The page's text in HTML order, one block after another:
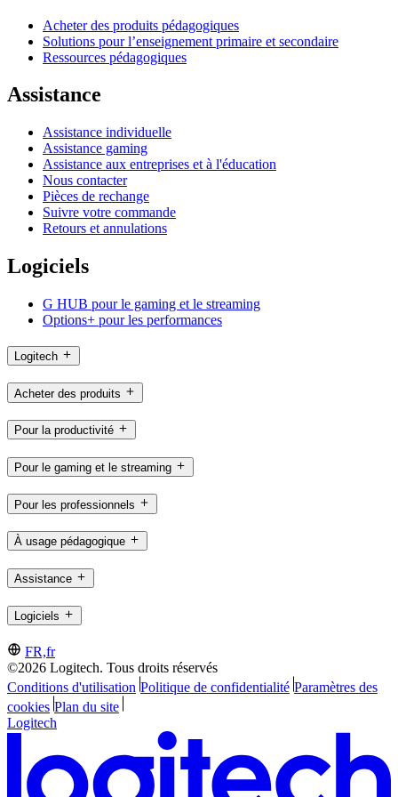
Acheter des produits pédagogiques
Solutions pour l’enseignement primaire et secondaire
Ressources pédagogiques
Assistance
Assistance individuelle
Assistance gaming
Assistance aux entreprises et à l'éducation
Nous contacter
Pièces de rechange
Suivre votre commande
Retours et annulations
Logiciels
G HUB pour le gaming et le streaming
Options+ pour les performances
Logitech
Acheter des produits
Pour la productivité
Pour le gaming et le streaming
Pour les professionnels
À usage pédagogique
Assistance
Logiciels
FR,fr
©2026 Logitech. Tous droits réservés
Conditions d'utilisation Politique de confidentialité Paramètres des
cookies Plan du site
Logitech